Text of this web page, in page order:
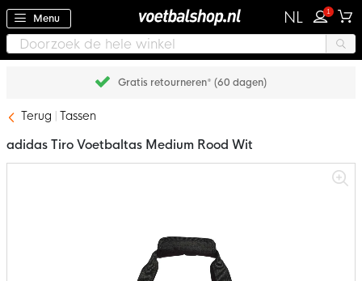
Menu NL 1
Gratis retourneren* (60 dagen)
Terug Tassen
adidas Tiro Voetbaltas Medium Rood Wit